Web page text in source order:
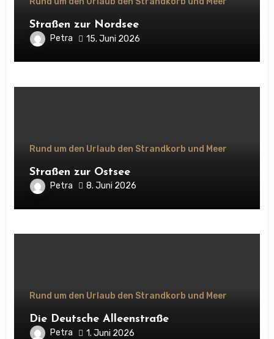
Straßen zur Nordsee
Petra 15. Juni 2026
Rund um den Urlaub den Strandkorb und Meer
Straßen zur Ostsee
Petra 8. Juni 2026
Rund um den Urlaub den Strandkorb und Meer
Die Deutsche Alleenstraße
Petra 1. Juni 2026